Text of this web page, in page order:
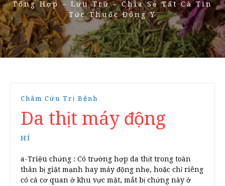
Tổng Hợp – Lưu Trữ – Chia Sẻ Tất Cả Tin
Tức Thuốc Đông Y
Châm Cứu Trị Bệnh
Da thịt máy động
HÍ
a-Triệu chứng : Có trường hợp da thịt trong toàn
thân bị giật mạnh hay máy động nhẹ, hoặc chỉ riêng
có cá cơ quan ở khu vực mặt, mắt bị chứng này ở